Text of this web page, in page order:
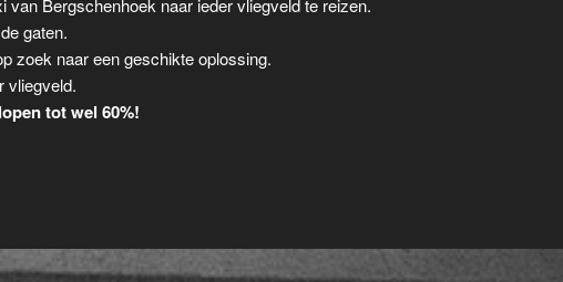
gaten.
zoek naar een geschikte oplossing.
vliegveld.
tot wel 60%!